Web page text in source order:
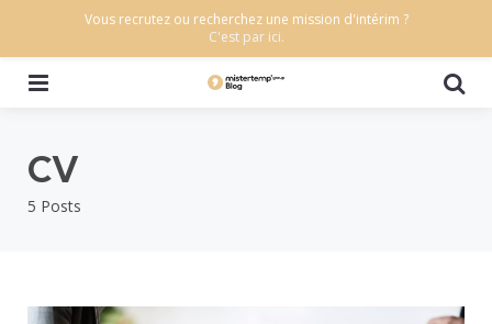
5 Posts
CV
Vous recrutez ou recherchez une mission d'intérim ?
C'est par ici.